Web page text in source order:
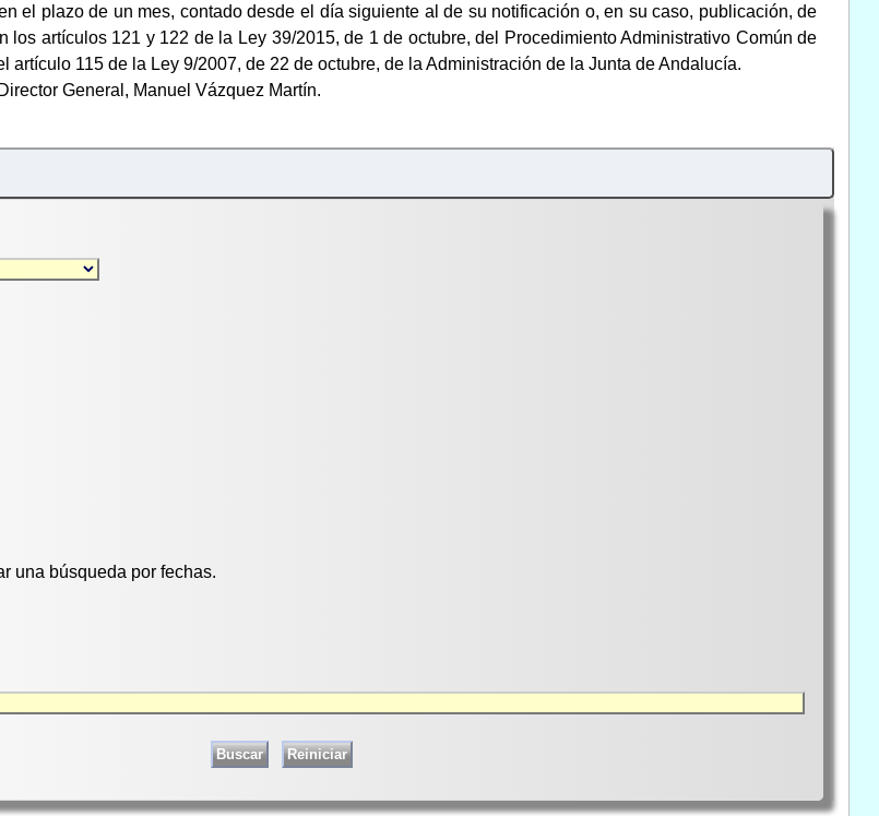
el plazo de un mes, contado desde el día siguiente al de su notificación o, en su caso, publicación, de
los artículos 121 y 122 de la Ley 39/2015, de 1 de octubre, del Procedimiento Administrativo Común de
artículo 115 de la Ley 9/2007, de 22 de octubre, de la Administración de la Junta de Andalucía.
General, Manuel Vázquez Martín.
una búsqueda por fechas.